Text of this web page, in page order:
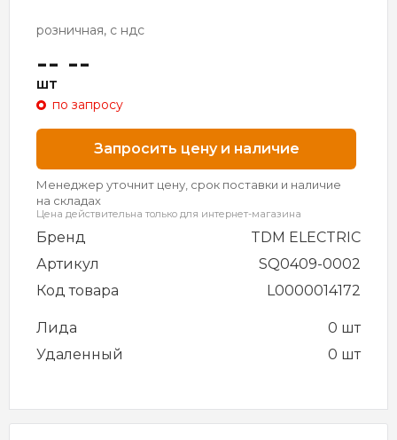
розничная, с ндс
-- --
шт
по запросу
Запросить цену и наличие
Менеджер уточнит цену, срок поставки и наличие
на складах
Цена действительна только для интернет-магазина
Бренд
TDM ELECTRIC
Артикул
SQ0409-0002
Код товара
L0000014172
Лида
0 шт
Удаленный
0 шт